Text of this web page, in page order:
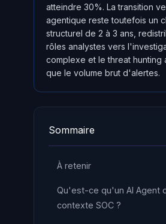
atteindre 30%. La transition
agentique reste toutefois un
structurel de 2 à 3 ans,
rôles analystes vers
complexe et le threat hunting
que le volume brut d'alertes.
Sommaire
À retenir
Qu'est-ce qu'un AI Agent
contexte SOC ?